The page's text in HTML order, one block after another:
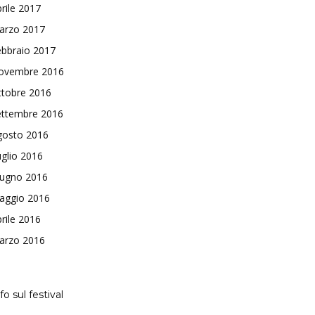
2017
2017
2017
2016
2016
2016
2016
2016
2016
2016
2016
2016
sul festival